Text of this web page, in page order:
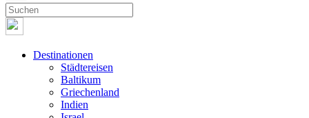
Destinationen
Städtereisen
Baltikum
Griechenland
Indien